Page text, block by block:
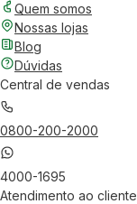
Quem somos
Nossas lojas
Blog
Dúvidas
Central de vendas
0800-200-2000
4000-1695
Atendimento ao cliente